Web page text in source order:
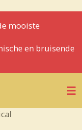
mooiste
en bruisende